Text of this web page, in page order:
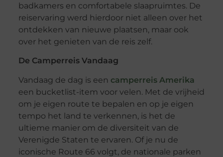
badkamers en comfortabele slaapruimtes. De
reiservaring werd hierdoor niet alleen over het
ontdekken van nieuwe plaatsen, maar ook
over het genieten van de reis zelf.
De Camperreis Vandaag
Vandaag de dag is een camperreis Amerika
een bucketlist-item voor velen. Met de vrijheid
om je eigen route te bepalen en op je eigen
tempo het land te verkennen, is het de
ultieme manier om de diversiteit van de
Verenigde Staten te ervaren. Of je nu de
iconische Route 66 volgt, de nationale parken